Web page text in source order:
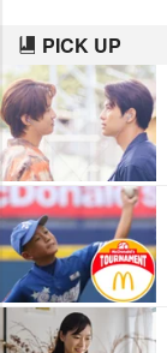
PICK UP